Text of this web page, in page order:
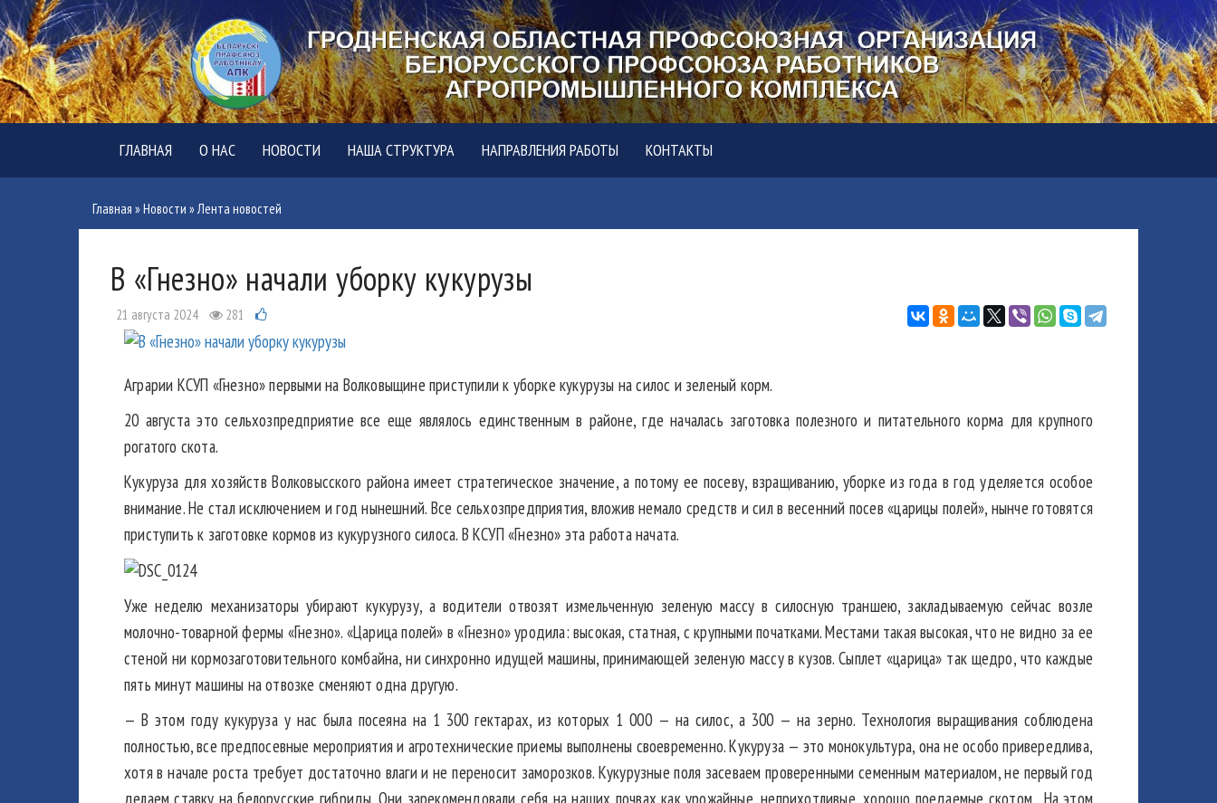
ГЛАВНАЯ О НАС НОВОСТИ НАША СТРУКТУРА НАПРАВЛЕНИЯ РАБОТЫ КОНТАКТЫ
Главная »Новости »Лента новостей
В «Гнезно» начали уборку кукурузы
21 августа 2024 281
Аграрии КСУП «Гнезно» первыми на Волковыщине приступили к уборке кукурузы на силос и зеленый корм.
20 августа это сельхозпредприятие все еще являлось единственным в районе, где началась заготовка полезного и питательного корма для крупного
рогатого скота.
Кукуруза для хозяйств Волковысского района имеет стратегическое значение, а потому ее посеву, взращиванию, уборке из года в год уделяется особое
внимание. Не стал исключением и год нынешний. Все сельхозпредприятия, вложив немало средств и сил в весенний посев «царицы полей», нынче готовятся
приступить к заготовке кормов из кукурузного силоса. В КСУП «Гнезно» эта работа начата.
Уже неделю механизаторы убирают кукурузу, а водители отвозят измельченную зеленую массу в силосную траншею, закладываемую сейчас возле
молочно-товарной фермы «Гнезно». «Царица полей» в «Гнезно» уродила: высокая, статная, с крупными початками. Местами такая высокая, что не видно за ее
стеной ни кормозаготовительного комбайна, ни синхронно идущей машины, принимающей зеленую массу в кузов. Сыплет «царица» так щедро, что каждые
пять минут машины на отвозке сменяют одна другую.
— В этом году кукуруза у нас была посеяна на 1 300 гектарах, из которых 1 000 — на силос, а 300 — на зерно. Технология выращивания соблюдена
полностью, все предпосевные мероприятия и агротехнические приемы выполнены своевременно. Кукуруза — это монокультура, она не особо привередлива,
хотя в начале роста требует достаточно влаги и не переносит заморозков. Кукурузные поля засеваем проверенными семенным материалом, не первый год